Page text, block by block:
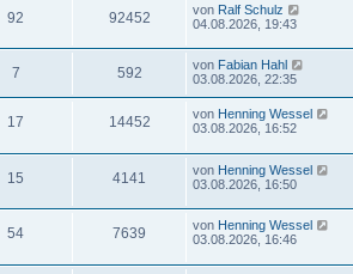
92 92452 von Ralf Schulz
04.08.2026, 19:43
7 592 von Fabian Hahl
03.08.2026, 22:35
17 14452 von Henning Wessel
03.08.2026, 16:52
15 4141 von Henning Wessel
03.08.2026, 16:50
54 7639 von Henning Wessel
03.08.2026, 16:46